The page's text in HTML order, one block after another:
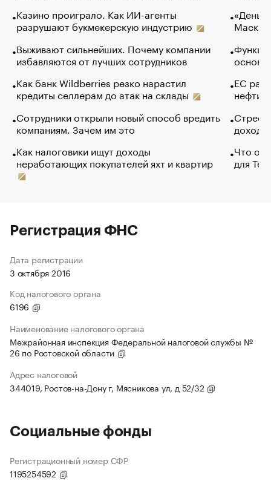
Казино проиграло. Как ИИ-агенты
разрушают букмекерскую индустрию
Выживают сильнейших. Почему компании
избавляются от лучших сотрудников
Как банк Wildberries резко нарастил
кредиты селлерам до атак на склады
Сотрудники открыли новый способ вредить
компаниям. Зачем им это
Как налоговики ищут доходы
неработающих покупателей яхт и квартир
Маск в
основ
ЕС
нефти
Что
для
Регистрация ФНС
Дата регистрации
3 октября 2016
Код налогового органа
6196
Наименование налогового органа
Межрайонная инспекция Федеральной налоговой службы №
26 по Ростовской области
Адрес налоговой
344019, Ростов-на-Дону г, Мясникова ул, д 52/32
Социальные фонды
Регистрационный номер СФР
1195254592